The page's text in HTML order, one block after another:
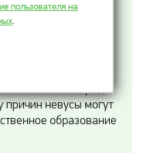
на теле
или появляются
в течение
они являются
или вреда
невусы могут
образование
пользователя на